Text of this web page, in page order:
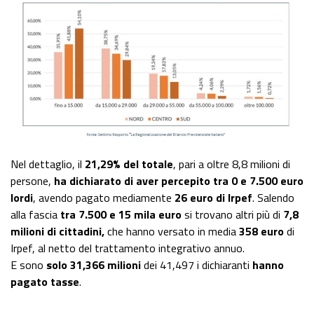
Nel dettaglio, il 21,29% del totale, pari a oltre 8,8 milioni di
persone, ha dichiarato di aver percepito tra 0 e 7.500 euro
lordi, avendo pagato mediamente 26 euro di Irpef. Salendo
alla fascia tra 7.500 e 15 mila eurosi trovano altri più di 7,8
milioni di cittadini,che hanno versato in media358 eurodi
Irpef, al netto del trattamento integrativo annuo.
E sono solo 31,366 milionidei 41,497 i dichiaranti hanno
pagato tasse.